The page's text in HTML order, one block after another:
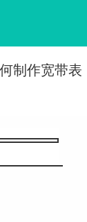
制作宽带表